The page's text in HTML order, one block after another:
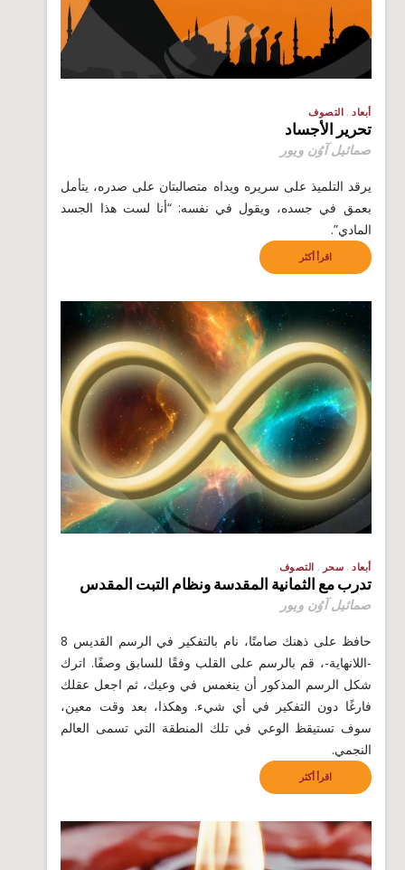
أبعاد التصوف
تحرير الأجساد
صمائيل آوُن ويور
يرقد التلميذ على سريره ويداه متصالبتان على صدره، يتأمل
بعمق في جسده، ويقول في نفسه: “أنا لست هذا الجسد
المادي”.
اقرأ أكثر
أبعاد سحر التصوف
تدرب مع الثمانية المقدسة ونظام التبت المقدس
صمائيل آوُن ويور
حافظ على ذهنك صامتًا، نام بالتفكير في الرسم القديس 8
-اللانهاية-، قم بالرسم على القلب وفقًا للسابق وصفًا. اترك
شكل الرسم المذكور أن ينغمس في وعيك، ثم اجعل عقلك
فارغًا دون التفكير في أي شيء. وهكذا، بعد وقت معين،
سوف تستيقظ الوعي في تلك المنطقة التي تسمى العالم
النجمي.
اقرأ أكثر